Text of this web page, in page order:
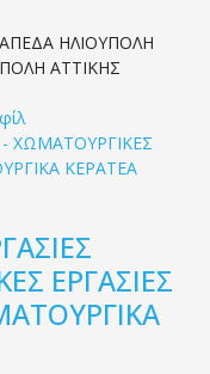
ΗΛΙΟΥΠΟΛΗ
ΑΤΤΙΚΗΣ
ΕΡΓΑΣΙΕΣ